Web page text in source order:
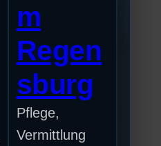
m
Regen
sburg
Pflege,
Vermittlung